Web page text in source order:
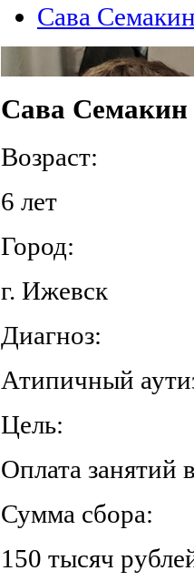
Сава
Сава Семакин
Возраст:
6 лет
Город:
г. Ижевск
Диагноз:
Атипичный
Цель:
Оплата занятий
Сумма сбора:
150 тысяч